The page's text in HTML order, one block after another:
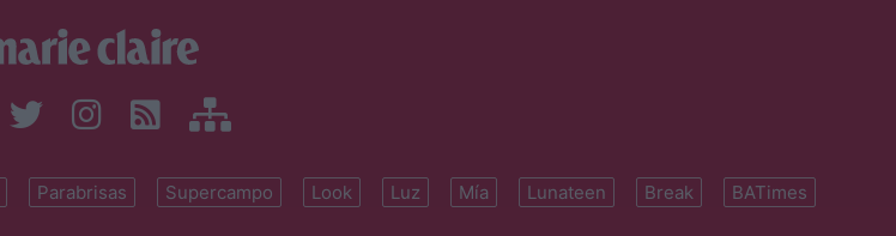
Parabrisas Supercampo Look Luz Mía Lunateen Break BATimes